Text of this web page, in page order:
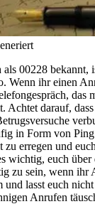
00228 bekannt,
Wenn ihr einen
das
Achtet darauf,
in Form von
zu erregen und
wichtig, euch
zu sein, wenn ihr
und lasst euch
Anrufen